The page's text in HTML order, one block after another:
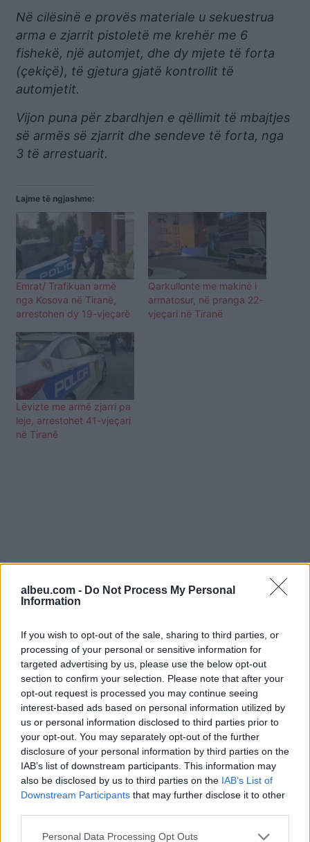
albeu.com - Do Not Process My Personal
Information
If you wish to opt-out of the sale, sharing to third parties, or
processing of your personal or sensitive information for
targeted advertising by us, please use the below opt-out
section to confirm your selection. Please note that after your
opt-out request is processed you may continue seeing
interest-based ads based on personal information utilized by
us or personal information disclosed to third parties prior to
your opt-out. You may separately opt-out of the further
disclosure of your personal information by third parties on the
IAB’s list of downstream participants. This information may
also be disclosed by us to third parties on the IAB’s List of
Downstream Participants that may further disclose it to other
Personal Data Processing Opt Outs
Në cilësinë e provës materiale u sekuestrua
arma e zjarrit pistoletë me krehër me 6
fishekë, një automjet, dhe dy mjete të forta
(çekiçë), të gjetura gjatë kontrollit të
automjetit.
Vijon puna për zbardhjen e qëllimit të mbajtjes
së armës së zjarrit dhe sendeve të forta, nga
3 të arrestuarit.
Lajme të ngjashme:
Emrat/ Trafikuan armë
nga Kosova në Tiranë,
arrestohen dy 19-vjeçarë
Qarkullonte me makinë i
armatosur, në pranga 22-
vjeçari në Tiranë
Lëvizte me armë zjarri pa
leje, arrestohet 41-vjeçari
në Tiranë
Shtuarmë26.02.2023 13:22
Tags:
arme zjarri , arrestim , policia ,
tirane